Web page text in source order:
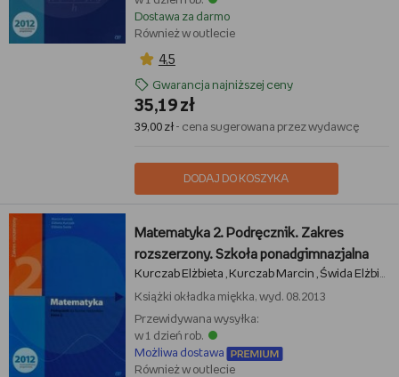
Dostawa za darmo
Również w outlecie
4,5
Gwarancja najniższej ceny
35,19 zł
39,00 zł- cena sugerowana przez wydawcę
DODAJ DO KOSZYKA
Matematyka 2. Podręcznik. Zakres
rozszerzony. Szkoła ponadgimnazjalna
Kurczab Elżbieta Kurczab Marcin Świda Elżbieta
Książki okładka miękka, wyd. 08.2013
Przewidywana wysyłka:
w 1 dzień rob.
Możliwa dostawa
Również w outlecie